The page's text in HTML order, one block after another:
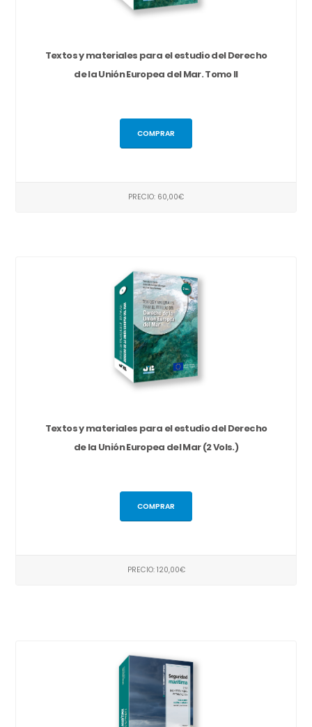
Textos y materiales para el estudio del Derecho
de la Unión Europea del Mar. Tomo II
COMPRAR
PRECIO: 60,00€
Textos y materiales para el estudio del Derecho
de la Unión Europea del Mar (2 Vols.)
COMPRAR
PRECIO: 120,00€